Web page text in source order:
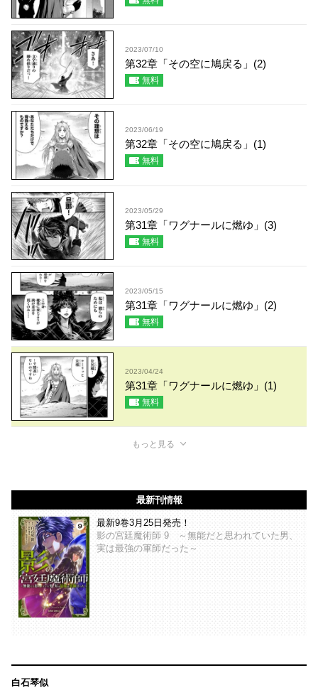
2023/07/10
第32章「その空に鳩戻る」(2)
無料
2023/06/19
第32章「その空に鳩戻る」(1)
無料
2023/05/29
第31章「ワグナールに燃ゆ」(3)
無料
2023/05/15
第31章「ワグナールに燃ゆ」(2)
無料
2023/04/24
第31章「ワグナールに燃ゆ」(1)
無料
もっと見る
最新刊情報
最新9巻3月25日発売！
影の宮廷魔術師 9 ～無能だと思われていた男、
実は最強の軍師だった～
白石琴似